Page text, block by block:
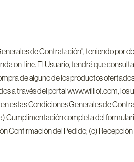
de Contratación", teniendo por
on-line. El Usuario, tendrá que
de alguno de los productos
a través del portal www.williot.com, los
estas Condiciones Generales de
Cumplimentación completa del
Confirmación del Pedido; (c)